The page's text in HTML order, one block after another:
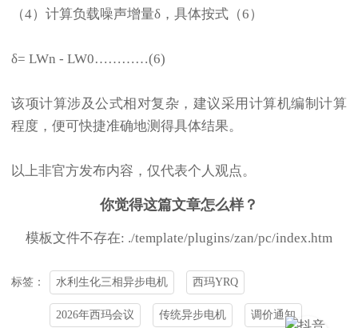
（4）计算负载噪声增量δ，具体按式（6）
δ= LWn - LW0…………(6)
该项计算涉及公式相对复杂，建议采用计算机编制计算
程度，便可快捷准确地测得具体结果。
以上非官方发布内容，仅代表个人观点。
你觉得这篇文章怎么样？
模板文件不存在: ./template/plugins/zan/pc/index.htm
标签： 水利生化三相异步电机 西玛YRQ
2026年西玛会议 传统异步电机 调价通知